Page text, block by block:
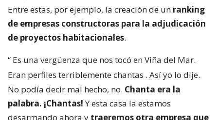
Entre estas, por ejemplo, la creación de un ranking
de empresas constructoras para la adjudicación
de proyectos habitacionales.
“ Es una vergüenza que nos tocó en Viña del Mar.
Eran perfiles terriblemente chantas . Así yo lo dije.
No podía decir mal hecho, no. Chanta era la
palabra. ¡Chantas!Y esta casa la estamos
desarmando ahora y traeremos otra empresa que